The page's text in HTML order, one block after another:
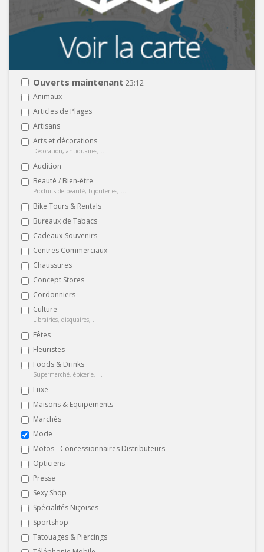
Ouverts maintenant 23:12
Animaux
Articles de Plages
Artisans
Arts et décorations
Décoration, antiquaires, ...
Audition
Beauté / Bien-être
Produits de beauté, bijouteries, ...
Bike Tours & Rentals
Bureaux de Tabacs
Cadeaux-Souvenirs
Centres Commerciaux
Chaussures
Concept Stores
Cordonniers
Culture
Librairies, disquaires, ...
Fêtes
Fleuristes
Foods & Drinks
Supermarché, épicerie, ...
Luxe
Maisons & Equipements
Marchés
Mode
Motos - Concessionnaires Distributeurs
Opticiens
Presse
Sexy Shop
Spécialités Niçoises
Sportshop
Tatouages & Piercings